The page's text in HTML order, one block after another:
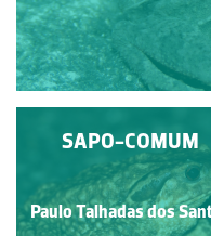
RHINELLA ORNATA
Natália Lavínia Andrello
Souza
SAPO-COMUM
Paulo Talhadas dos